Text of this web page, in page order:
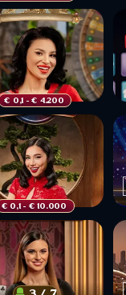
P T P P P
B T B P B
P B
€ 0,1 - € 4.200
€ 0,1 - € 10.000